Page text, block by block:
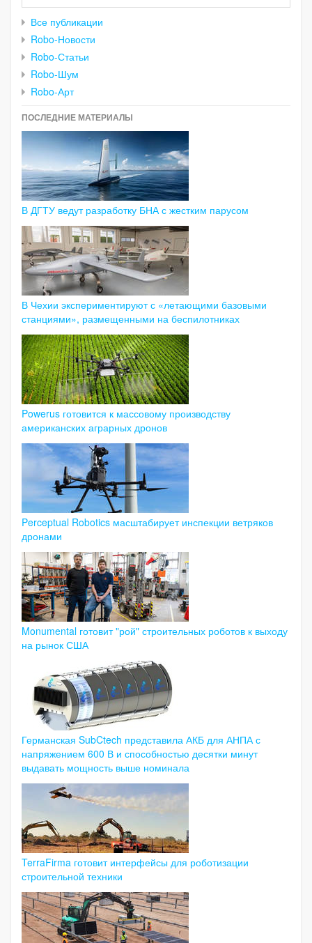
Все публикации
Robo-Новости
Robo-Статьи
Robo-Шум
Robo-Арт
ПОСЛЕДНИЕ МАТЕРИАЛЫ
В ДГТУ ведут разработку БНА с жестким парусом
В Чехии экспериментируют с «летающими базовыми
станциями», размещенными на беспилотниках
Powerus готовится к массовому производству
американских аграрных дронов
Perceptual Robotics масштабирует инспекции ветряков
дронами
Monumental готовит "рой" строительных роботов к выходу
на рынок США
Германская SubCtech представила АКБ для АНПА с
напряжением 600 В и способностью десятки минут
выдавать мощность выше номинала
TerraFirma готовит интерфейсы для роботизации
строительной техники